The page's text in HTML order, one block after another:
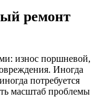
ремонт
износ поршневой,
Иногда
потребуется
масштаб проблемы